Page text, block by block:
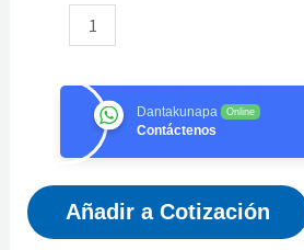
Dantakunapa Online
Contáctenos
Añadir a Cotización